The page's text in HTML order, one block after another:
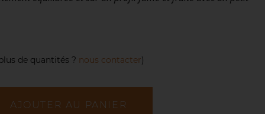
de quantités ? nous contacter)
AJOUTER AU PANIER